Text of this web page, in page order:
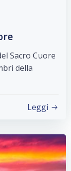
Sacro Cuore
della
Leggi